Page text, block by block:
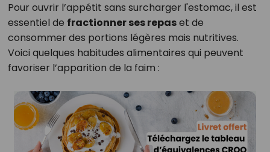
Pour ouvrir l’appétit sans surcharger l'estomac, il est
essentiel de fractionner ses repaset de
consommer des portions légères mais nutritives.
Voici quelques habitudes alimentaires qui peuvent
favoriser l’apparition de la faim :